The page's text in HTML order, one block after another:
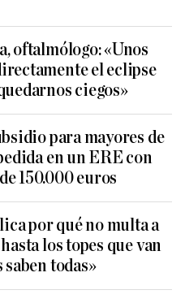
oftalmólogo: «Unos
el eclipse
ciegos»
para mayores de
en un ERE con
150.000 euros
por qué no multa a
los topes que van
saben todas»